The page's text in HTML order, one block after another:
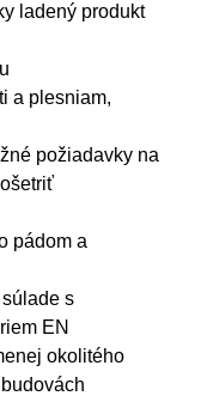
ladený produkt
a plesniam,
požiadavky na
pádom a
s
EN
okolitého